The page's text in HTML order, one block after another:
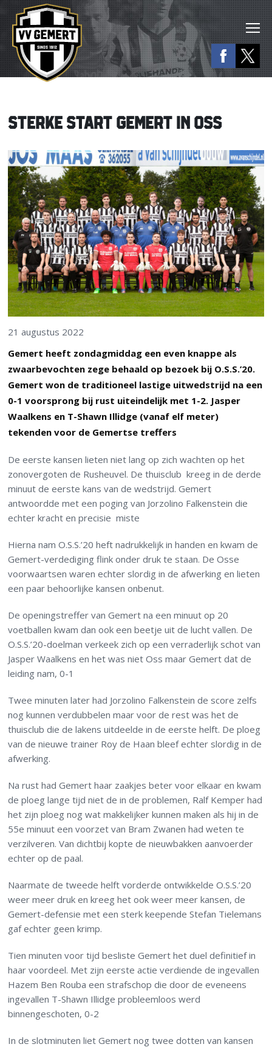
STERKE START GEMERT IN OSS
21 augustus 2022
Gemert heeft zondagmiddag een even knappe als
zwaarbevochten zege behaald op bezoek bij O.S.S.’20.
Gemert won de traditioneel lastige uitwedstrijd na een
0-1 voorsprong bij rust uiteindelijk met 1-2. Jasper
Waalkens en T-Shawn Illidge (vanaf elf meter)
tekenden voor de Gemertse treffers
De eerste kansen lieten niet lang op zich wachten op het
zonovergoten de Rusheuvel. De thuisclub kreeg in de derde
minuut de eerste kans van de wedstrijd. Gemert
antwoordde met een poging van Jorzolino Falkenstein die
echter kracht en precisie miste
Hierna nam O.S.S.’20 heft nadrukkelijk in handen en kwam de
Gemert-verdediging flink onder druk te staan. De Osse
voorwaartsen waren echter slordig in de afwerking en lieten
een paar behoorlijke kansen onbenut.
De openingstreffer van Gemert na een minuut op 20
voetballen kwam dan ook een beetje uit de lucht vallen. De
O.S.S.’20-doelman verkeek zich op een verraderlijk schot van
Jasper Waalkens en het was niet Oss maar Gemert dat de
leiding nam, 0-1
Twee minuten later had Jorzolino Falkenstein de score zelfs
nog kunnen verdubbelen maar voor de rest was het de
thuisclub die de lakens uitdeelde in de eerste helft. De ploeg
van de nieuwe trainer Roy de Haan bleef echter slordig in de
afwerking.
Na rust had Gemert haar zaakjes beter voor elkaar en kwam
de ploeg lange tijd niet de in de problemen, Ralf Kemper had
het zijn ploeg nog wat makkelijker kunnen maken als hij in de
55e minuut een voorzet van Bram Zwanen had weten te
verzilveren. Van dichtbij kopte de nieuwbakken aanvoerder
echter op de paal.
Naarmate de tweede helft vorderde ontwikkelde O.S.S.’20
weer meer druk en kreeg het ook weer meer kansen, de
Gemert-defensie met een sterk keepende Stefan Tielemans
gaf echter geen krimp.
Tien minuten voor tijd besliste Gemert het duel definitief in
haar voordeel. Met zijn eerste actie verdiende de ingevallen
Hazem Ben Rouba een strafschop die door de eveneens
ingevallen T-Shawn Illidge probleemloos werd
binnengeschoten, 0-2
In de slotminuten liet Gemert nog twee dotten van kansen